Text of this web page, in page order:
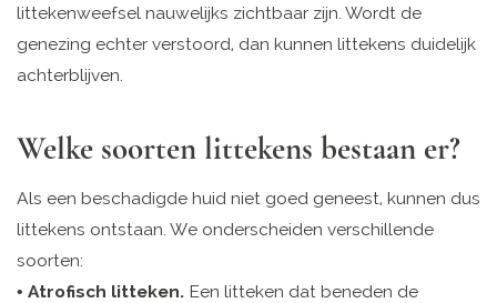
littekenweefsel nauwelijks zichtbaar zijn. Wordt de
genezing echter verstoord, dan kunnen littekens duidelijk
achterblijven.
Welke soorten littekens bestaan er?
Als een beschadigde huid niet goed geneest, kunnen dus
littekens ontstaan. We onderscheiden verschillende
soorten:
• Atrofisch litteken. Een litteken dat beneden de